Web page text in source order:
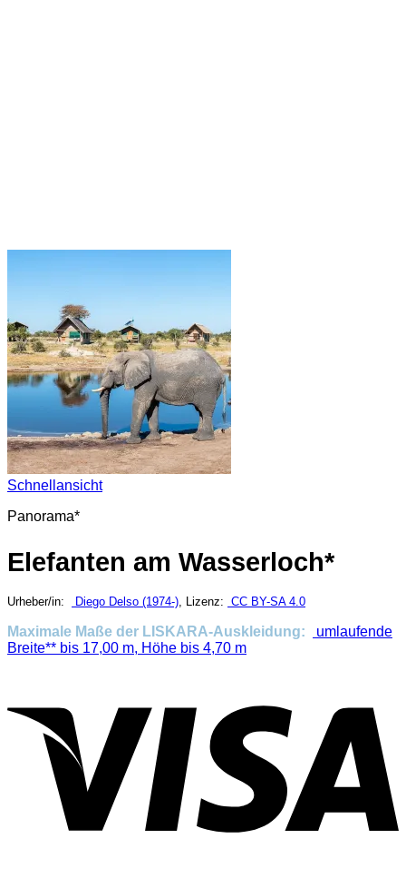
Schnellansicht
Panorama*
Elefanten am Wasserloch*
Urheber/in: Diego Delso (1974-), Lizenz: CC BY-SA 4.0
Maximale Maße der LISKARA-Auskleidung:
umlaufende
Breite** bis 17,00 m, Höhe bis 4,70 m